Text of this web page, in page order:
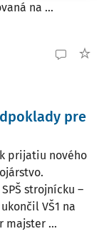
na ...
pre
prijatiu nového
strojnícku –
VŠ1 na
majster ...